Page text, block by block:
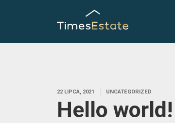
22 LIPCA, 2021 UNCATEGORIZED
Hello world!